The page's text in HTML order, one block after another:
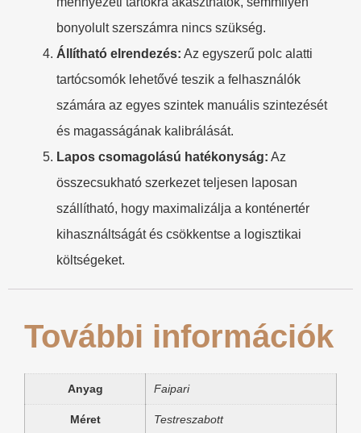
bonyolult szerszámra nincs szükség.
Állítható elrendezés: Az egyszerű polc alatti
tartócsomók lehetővé teszik a felhasználók
számára az egyes szintek manuális szintezését
és magasságának kalibrálását.
Lapos csomagolású hatékonyság: Az
összecsukható szerkezet teljesen laposan
szállítható, hogy maximalizálja a konténertér
kihasználtságát és csökkentse a logisztikai
költségeket.
További információk
Anyag Faipari
Méret Testreszabott